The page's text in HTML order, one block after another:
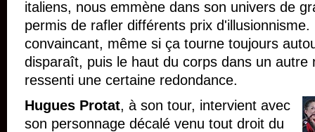
italiens, nous emmène dans son univers de
permis de rafler différents prix
convaincant, même si ça tourne toujours
disparaît, puis le haut du corps dans un autre
ressenti une certaine redondance.
Hugues Protat, à son tour, intervient avec
son personnage décalé venu tout droit du